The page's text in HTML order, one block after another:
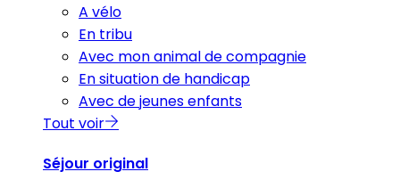
A vélo
En tribu
Avec mon animal de compagnie
En situation de handicap
Avec de jeunes enfants
Tout voir
Séjour original